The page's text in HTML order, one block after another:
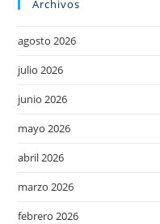
Archivos
agosto 2026
julio 2026
junio 2026
mayo 2026
abril 2026
marzo 2026
febrero 2026